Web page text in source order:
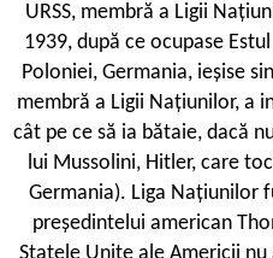
URSS, membră a Ligii
1939, după ce ocupase
Poloniei, Germania, ieșise
membră a Ligii Națiunilor, a
cât pe ce să ia bătaie, dacă
lui Mussolini, Hitler, care
Germania). Liga Națiunilor
președintelui american